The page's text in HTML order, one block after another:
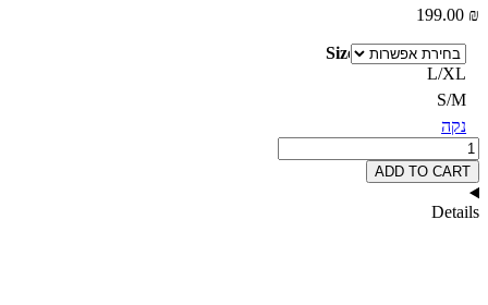
199.00 ₪
Size
L/XL
S/M
נקה
כמות
של
Creamy
cool
Crop
ADD TO CART
Details